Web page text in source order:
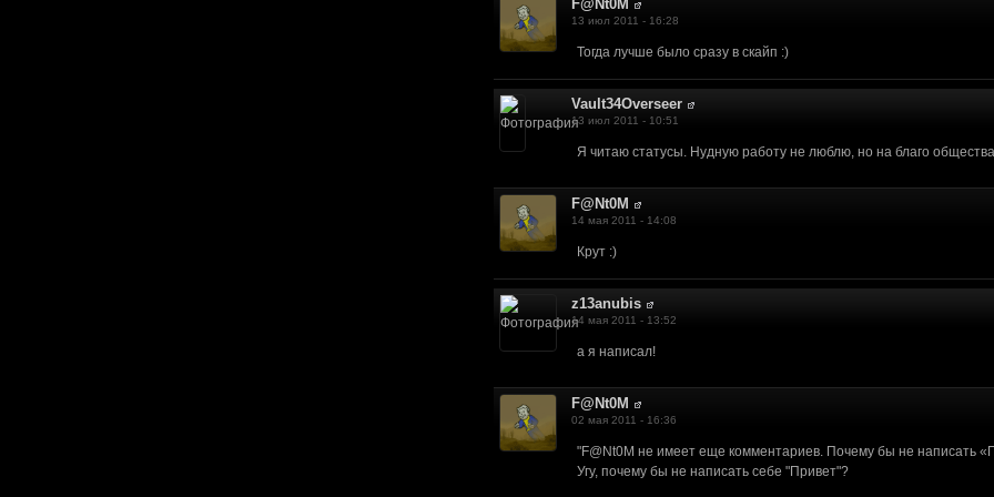
F@Nt0M
13 июл 2011 - 16:28
Тогда лучше было сразу в скайп :)
Vault34Overseer
13 июл 2011 - 10:51
Я читаю статусы. Нудную работу не люблю, но на благо общества
F@Nt0M
14 мая 2011 - 14:08
Крут :)
z13anubis
14 мая 2011 - 13:52
а я написал!
F@Nt0M
02 мая 2011 - 16:36
"F@Nt0M не имеет еще комментариев. Почему бы не написать
Угу, почему бы не написать себе "Привет"?